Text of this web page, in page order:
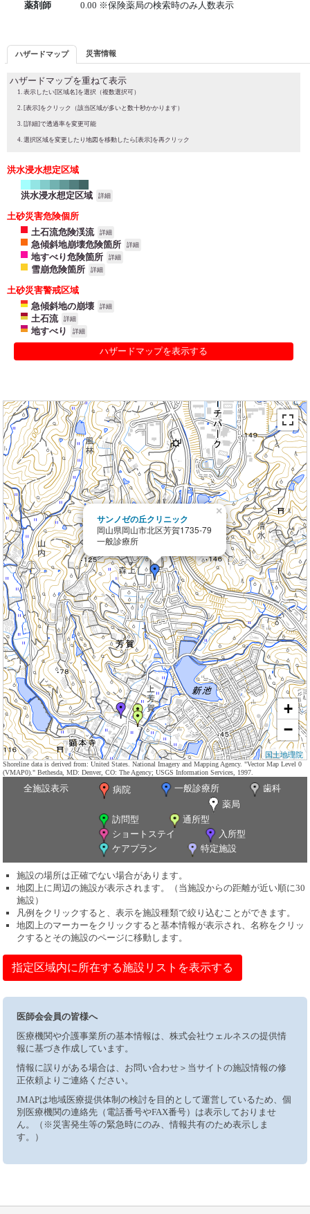
薬剤師 0.00 ※保険薬局の検索時のみ人数表示
ハザードマップ 災害情報
ハザードマップを重ねて表示
表示したい[区域名]を選択（複数選択可）
[表示]をクリック（該当区域が多いと数十秒かかります）
[詳細]で透過率を変更可能
選択区域を変更したり地図を移動したら[表示]を再クリック
洪水浸水想定区域
洪水浸水想定区域 詳細
土砂災害危険個所
土石流危険渓流
詳細
急傾斜地崩壊危険箇所 詳細
地すべり危険箇所 詳細
雪崩危険箇所 詳細
土砂災害警戒区域
急傾斜地の崩壊
詳細
土石流 詳細
地すべり 詳細
ハザードマップを表示する
サンノゼの丘クリニック
岡山県岡山市北区芳賀1735-79
一般診療所
×
+
−
国土地理院
Shoreline data is derived from: United States. National Imagery and Mapping Agency. "Vector Map Level 0
(VMAP0)." Bethesda, MD: Denver, CO: The Agency; USGS Information Services, 1997.
全施設表示 病院 一般診療所
歯科
薬局
訪問型
通所型
ショートステイ
入所型
ケアプラン
特定施設
施設の場所は正確でない場合があります。
地図上に周辺の施設が表示されます。（当施設からの距離が近い順に30
施設）
凡例をクリックすると、表示を施設種類で絞り込むことができます。
地図上のマーカーをクリックすると基本情報が表示され、名称をクリッ
クするとその施設のページに移動します。
指定区域内に所在する施設リストを表示する
医師会会員の皆様へ
医療機関や介護事業所の基本情報は、株式会社ウェルネスの提供情
報に基づき作成しています。
情報に誤りがある場合は、お問い合わせ＞当サイトの施設情報の修
正依頼よりご連絡ください。
JMAPは地域医療提供体制の検討を目的として運営しているため、個
別医療機関の連絡先（電話番号やFAX番号）は表示しておりませ
ん。（※災害発生等の緊急時にのみ、情報共有のため表示しま
す。）